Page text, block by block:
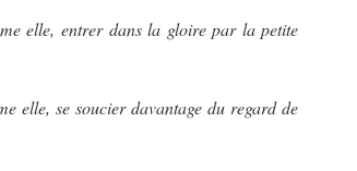
elle, entrer dans la gloire par la petite
elle, se soucier davantage du regard de